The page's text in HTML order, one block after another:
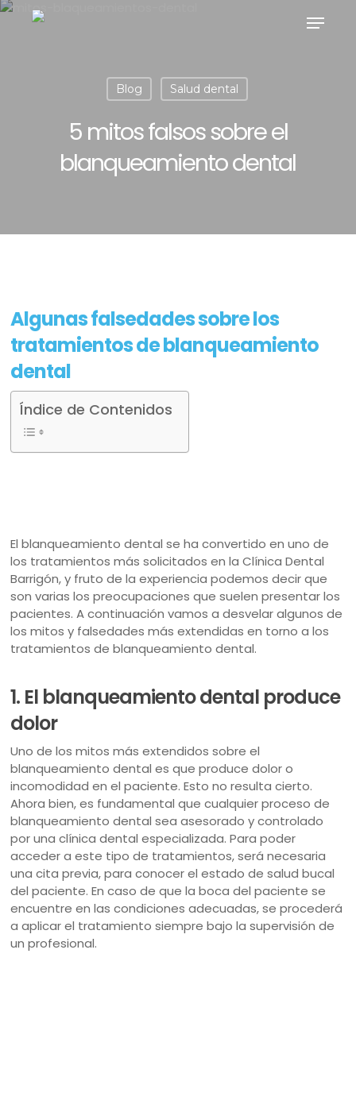
Skip
Menu
Blog Salud dental
5 mitos falsos sobre el
blanqueamiento dental
Algunas falsedades sobre los
tratamientos de blanqueamiento
dental
Índice de Contenidos
El blanqueamiento dental se ha convertido en uno de
los tratamientos más solicitados en la Clínica Dental
Barrigón, y fruto de la experiencia podemos decir que
son varias los preocupaciones que suelen presentar los
pacientes. A continuación vamos a desvelar algunos de
los mitos y falsedades más extendidas en torno a los
tratamientos de blanqueamiento dental.
1. El blanqueamiento dental produce
dolor
Uno de los mitos más extendidos sobre el
blanqueamiento dental es que produce dolor o
incomodidad en el paciente. Esto no resulta cierto.
Ahora bien, es fundamental que cualquier proceso de
blanqueamiento dental sea asesorado y controlado
por una clínica dental especializada. Para poder
acceder a este tipo de tratamientos, será necesaria
una cita previa, para conocer el estado de salud bucal
del paciente. En caso de que la boca del paciente se
encuentre en las condiciones adecuadas, se procederá
a aplicar el tratamiento siempre bajo la supervisión de
un profesional.